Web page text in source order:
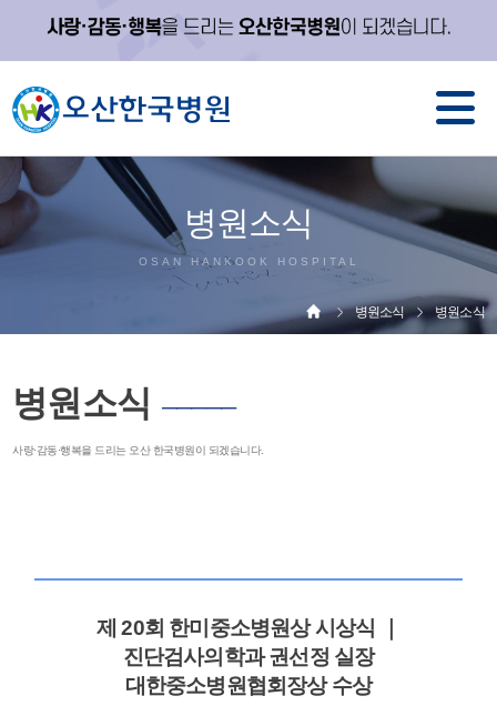
병원소식
OSAN HANKOOK HOSPITAL
병원소식 병원소식
병원소식 ─────
사랑·감동·행복을 드리는 오산 한국병원이 되겠습니다.
제 20회 한미중소병원상 시상식 ｜
진단검사의학과 권선정 실장
대한중소병원협회장상 수상